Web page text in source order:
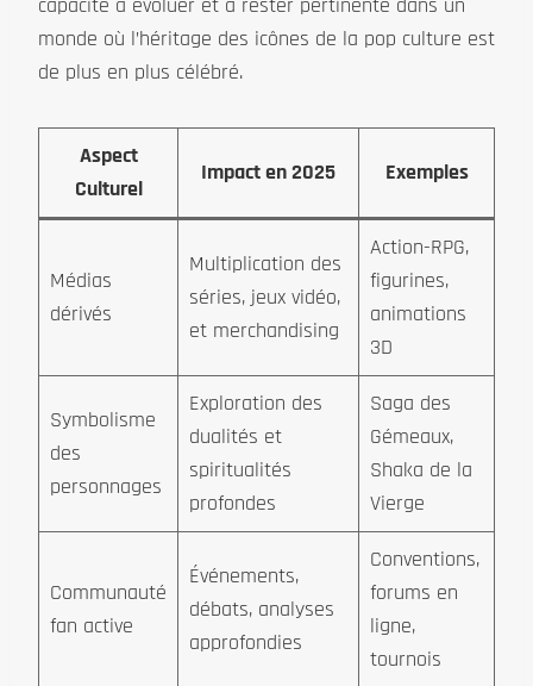
monde où l’héritage des icônes de la pop culture est
de plus en plus célébré.
Aspect
Culturel
Impact en 2025 Exemples
Médias
dérivés
Multiplication des
séries, jeux vidéo,
et merchandising
Action-RPG,
figurines,
animations
3D
Symbolisme
des
personnages
Exploration des
dualités et
spiritualités
profondes
Saga des
Gémeaux,
Shaka de la
Vierge
Communauté
fan active
Événements,
débats, analyses
approfondies
Conventions,
forums en
ligne,
tournois